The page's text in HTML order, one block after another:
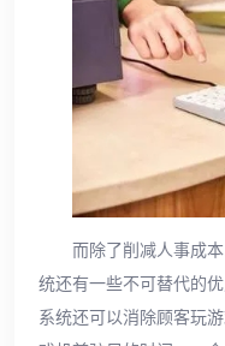
而除了削减人事成
统还有一些不可替代的
系统还可以消除顾客玩